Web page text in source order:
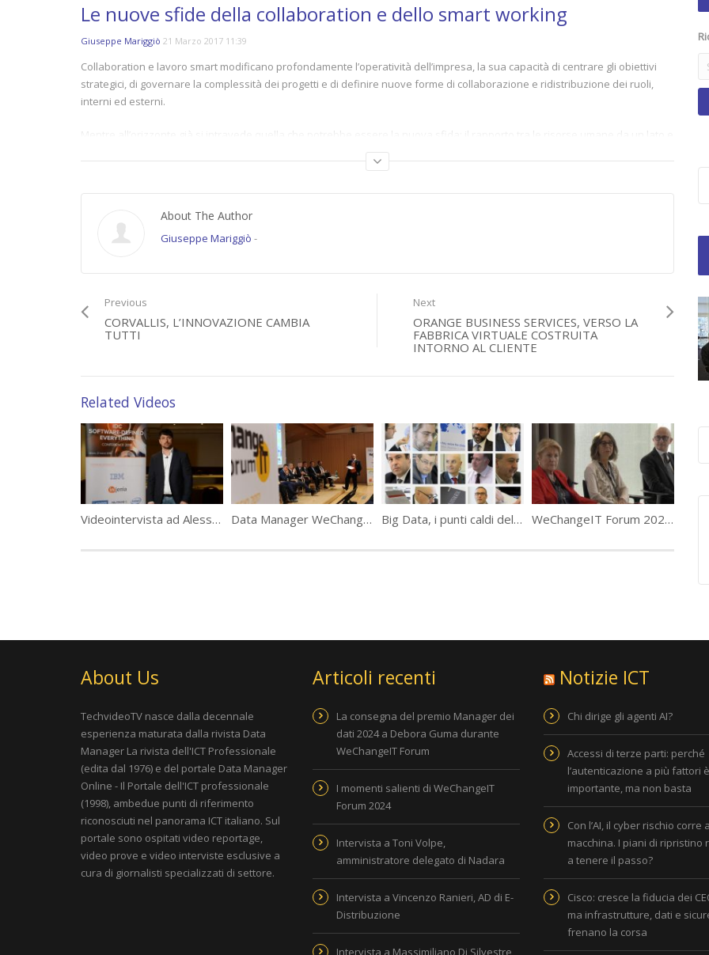
Le nuove sfide della collaboration e dello smart working
Giuseppe Mariggiò 21 Marzo 2017 11:39
Collaboration e lavoro smart modificano profondamente l’operatività dell’impresa, la sua capacità di centrare gli obiettivi
strategici, di governare la complessità dei progetti e di definire nuove forme di collaborazione e ridistribuzione dei ruoli,
interni ed esterni.
Mentre all’orizzonte già si intravede quella che potrebbe essere la nuova sfida: il rapporto tra le risorse umane da un lato e
le nuove frontiere dell’automazione in fabbrica e dell’informatica cognitiva, come è emerso nel corso della Tavola Rotonda
e UniCredit, con la partecipazione di
Find more @ http://www.datamanager.it/2017/03/collaboration-lavoro-smart-verso-lindustry-4-0/
Artsana,BCube GSD Gruppo San Donato
tavola rotonda
About The Author
Giuseppe Mariggiò -
Previous
CORVALLIS, L’INNOVAZIONE CAMBIA
TUTTI
Next
ORANGE BUSINESS SERVICES, VERSO LA
FABBRICA VIRTUALE COSTRUITA
INTORNO AL CLIENTE
Related Videos
Videointervista ad Alessandro Chiarini, Direttore Cloud Computing & Innovation di Injenia Data Manager WeChangeIT Forum 2017 Highlights Big Data, i punti caldi della Tavola Rotonda WeChangeIT Forum 2022 – Fiducia e tecnologia come pivot per proteggere il valore delle imprese
About Us
TechvideoTV nasce dalla decennale
esperienza maturata dalla rivista Data
Manager La rivista dell'ICT Professionale
(edita dal 1976) e del portale Data Manager
Online - Il Portale dell'ICT professionale
(1998), ambedue punti di riferimento
riconosciuti nel panorama ICT italiano. Sul
portale sono ospitati video reportage,
video prove e video interviste esclusive a
cura di giornalisti specializzati di settore.
Articoli recenti
La consegna del premio Manager dei
dati 2024 a Debora Guma durante
WeChangeIT Forum
I momenti salienti di WeChangeIT
Forum 2024
Intervista a Toni Volpe,
amministratore delegato di Nadara
Intervista a Vincenzo Ranieri, AD di E-
Distribuzione
Intervista a Massimiliano Di Silvestre,
Notizie ICT
Chi dirige gli agenti AI?
Accessi di terze parti: perché
l’autenticazione a più fattori è
importante, ma non basta
Con l’AI, il cyber rischio corre
macchina. I piani di ripristino
a tenere il passo?
Cisco: cresce la fiducia dei
ma infrastrutture, dati e
frenano la corsa